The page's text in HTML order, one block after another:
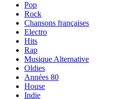
Pop
Rock
Chansons françaises
Electro
Hits
Rap
Musique Alternative
Oldies
Années 80
House
Indie